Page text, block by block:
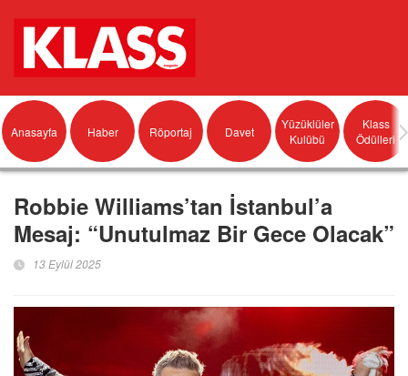
Anasayfa Haber Röportaj Davet
Yüzüklüler
Kulübü
Klass
Ödülleri
Robbie Williams’tan İstanbul’a
Mesaj: “Unutulmaz Bir Gece Olacak”
13 Eylül 2025